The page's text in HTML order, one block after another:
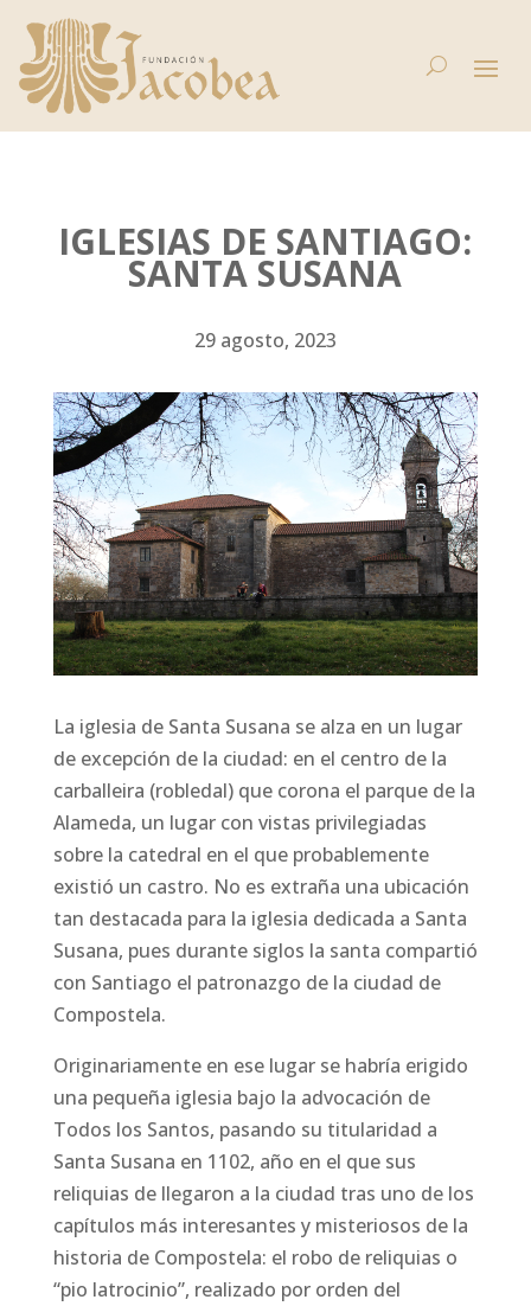
IGLESIAS DE SANTIAGO:
SANTA SUSANA
29 agosto, 2023
La iglesia de Santa Susana se alza en un lugar
de excepción de la ciudad: en el centro de la
carballeira (robledal) que corona el parque de la
Alameda, un lugar con vistas privilegiadas
sobre la catedral en el que probablemente
existió un castro. No es extraña una ubicación
tan destacada para la iglesia dedicada a Santa
Susana, pues durante siglos la santa compartió
con Santiago el patronazgo de la ciudad de
Compostela.
Originariamente en ese lugar se habría erigido
una pequeña iglesia bajo la advocación de
Todos los Santos, pasando su titularidad a
Santa Susana en 1102, año en el que sus
reliquias de llegaron a la ciudad tras uno de los
capítulos más interesantes y misteriosos de la
historia de Compostela: el robo de reliquias o
“pio latrocinio”, realizado por orden del